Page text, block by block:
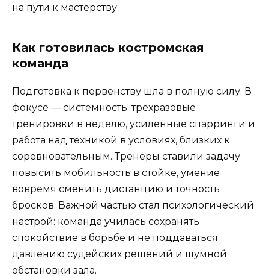
на пути к мастерству.
Как готовилась костромская
команда
Подготовка к первенству шла в полную силу. В
фокусе — системность: трехразовые
тренировки в неделю, усиленные спарринги и
работа над техникой в условиях, близких к
соревновательным. Тренеры ставили задачу
повысить мобильность в стойке, умение
вовремя сменить дистанцию и точность
бросков. Важной частью стал психологический
настрой: команда училась сохранять
спокойствие в борьбе и не поддаваться
давлению судейских решений и шумной
обстановки зала.